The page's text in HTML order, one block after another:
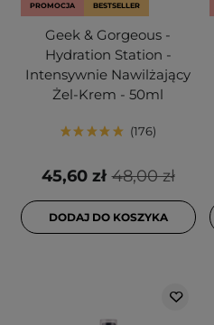
PROMOCJA BESTSELLER
Geek & Gorgeous -
Hydration Station -
Intensywnie Nawilżający
Żel-Krem - 50ml
176
48,00 zł
45,60 zł
DODAJ DO KOSZYKA